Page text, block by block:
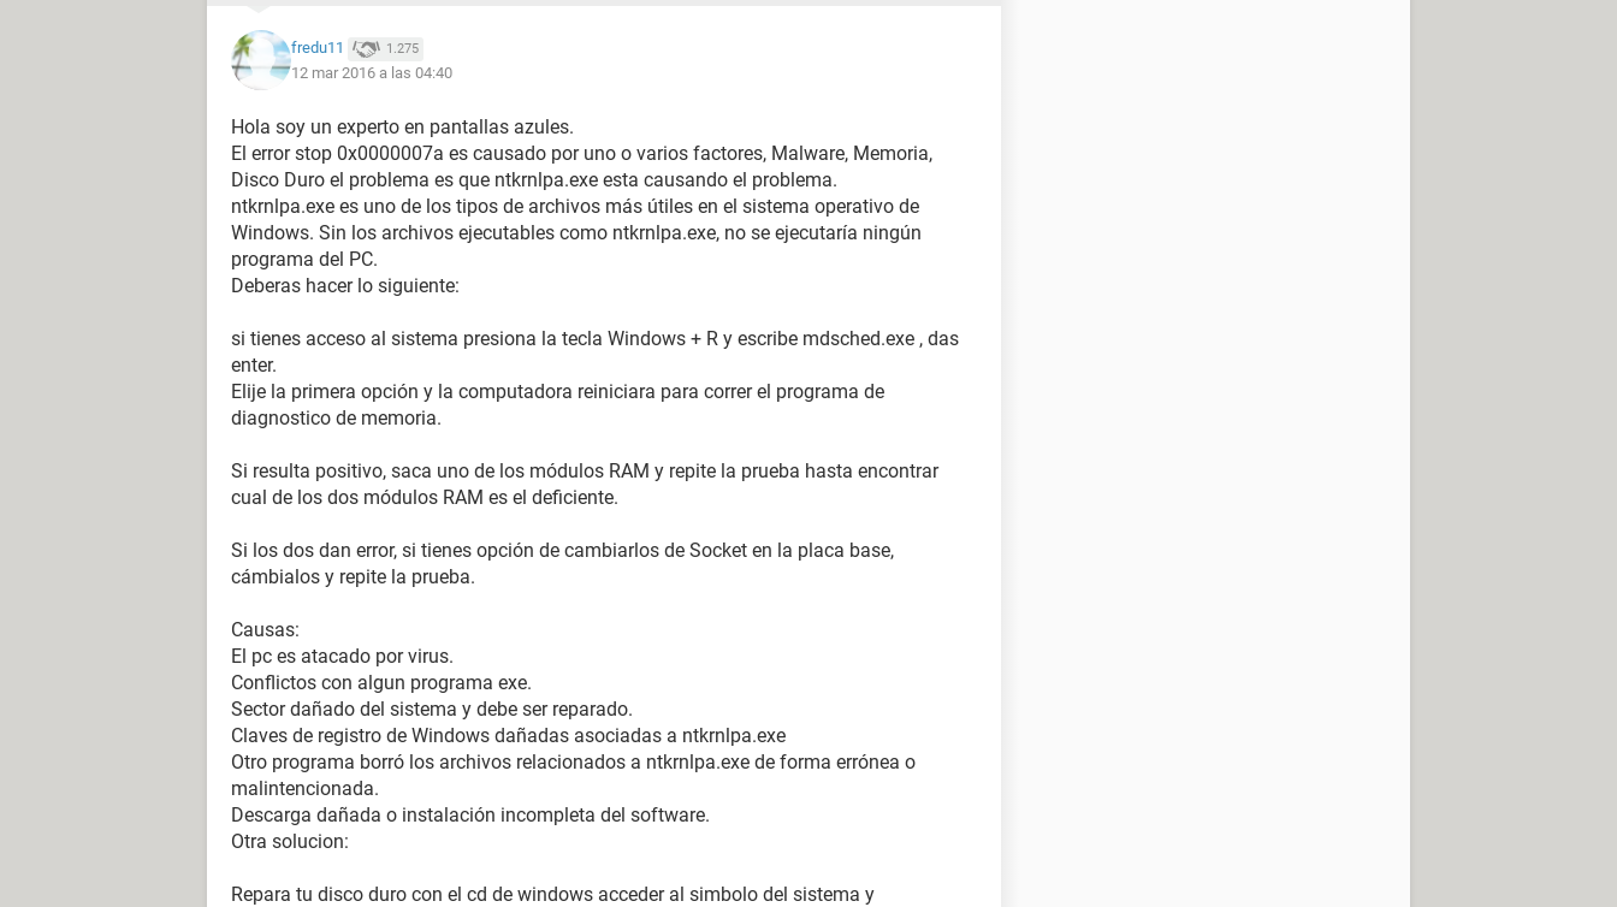
fredu11 1.275
12 mar 2016 a las 04:40
Hola soy un experto en pantallas azules.
El error stop 0x0000007a es causado por uno o varios factores, Malware, Memoria,
Disco Duro el problema es que ntkrnlpa.exe esta causando el problema.
ntkrnlpa.exe es uno de los tipos de archivos más útiles en el sistema operativo de
Windows. Sin los archivos ejecutables como ntkrnlpa.exe, no se ejecutaría ningún
programa del PC.
Deberas hacer lo siguiente:
si tienes acceso al sistema presiona la tecla Windows + R y escribe mdsched.exe , das
enter.
Elije la primera opción y la computadora reiniciara para correr el programa de
diagnostico de memoria.
Si resulta positivo, saca uno de los módulos RAM y repite la prueba hasta encontrar
cual de los dos módulos RAM es el deficiente.
Si los dos dan error, si tienes opción de cambiarlos de Socket en la placa base,
cámbialos y repite la prueba.
Causas:
El pc es atacado por virus.
Conflictos con algun programa exe.
Sector dañado del sistema y debe ser reparado.
Claves de registro de Windows dañadas asociadas a ntkrnlpa.exe
Otro programa borró los archivos relacionados a ntkrnlpa.exe de forma errónea o
malintencionada.
Descarga dañada o instalación incompleta del software.
Otra solucion:
Repara tu disco duro con el cd de windows acceder al simbolo del sistema y